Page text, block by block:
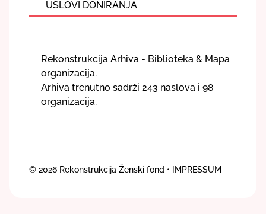
USLOVI DONIRANJA
Rekonstrukcija Arhiva - Biblioteka & Mapa
organizacija.
Arhiva trenutno sadrži 243 naslova i 98
organizacija.
© 2026 Rekonstrukcija Ženski fond • IMPRESSUM